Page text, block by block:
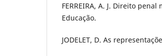
FERREIRA, A. J. Direito
Educação.
JODELET, D. As